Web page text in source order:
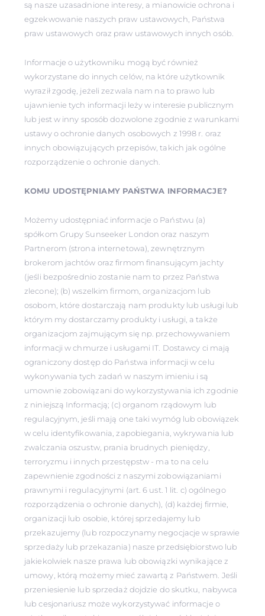
są nasze uzasadnione interesy, a mianowicie ochrona i
egzekwowanie naszych praw ustawowych, Państwa
praw ustawowych oraz praw ustawowych innych osób.
Informacje o użytkowniku mogą być również
wykorzystane do innych celów, na które użytkownik
wyraził zgodę, jeżeli zezwala nam na to prawo lub
ujawnienie tych informacji leży w interesie publicznym
lub jest w inny sposób dozwolone zgodnie z warunkami
ustawy o ochronie danych osobowych z 1998 r. oraz
innych obowiązujących przepisów, takich jak ogólne
rozporządzenie o ochronie danych.
KOMU UDOSTĘPNIAMY PAŃSTWA INFORMACJE?
Możemy udostępniać informacje o Państwu (a)
spółkom Grupy Sunseeker London oraz naszym
Partnerom (strona internetowa), zewnętrznym
brokerom jachtów oraz firmom finansującym jachty
(jeśli bezpośrednio zostanie nam to przez Państwa
zlecone); (b) wszelkim firmom, organizacjom lub
osobom, które dostarczają nam produkty lub usługi lub
którym my dostarczamy produkty i usługi, a także
organizacjom zajmującym się np. przechowywaniem
informacji w chmurze i usługami IT. Dostawcy ci mają
ograniczony dostęp do Państwa informacji w celu
wykonywania tych zadań w naszym imieniu i są
umownie zobowiązani do wykorzystywania ich zgodnie
z niniejszą Informacją; (c) organom rządowym lub
regulacyjnym, jeśli mają one taki wymóg lub obowiązek
w celu identyfikowania, zapobiegania, wykrywania lub
zwalczania oszustw, prania brudnych pieniędzy,
terroryzmu i innych przestępstw - ma to na celu
zapewnienie zgodności z naszymi zobowiązaniami
prawnymi i regulacyjnymi (art. 6 ust. 1 lit. c) ogólnego
rozporządzenia o ochronie danych), (d) każdej firmie,
organizacji lub osobie, której sprzedajemy lub
przekazujemy (lub rozpoczynamy negocjacje w sprawie
sprzedaży lub przekazania) nasze przedsiębiorstwo lub
jakiekolwiek nasze prawa lub obowiązki wynikające z
umowy, którą możemy mieć zawartą z Państwem. Jeśli
przeniesienie lub sprzedaż dojdzie do skutku, nabywca
lub cesjonariusz może wykorzystywać informacje o